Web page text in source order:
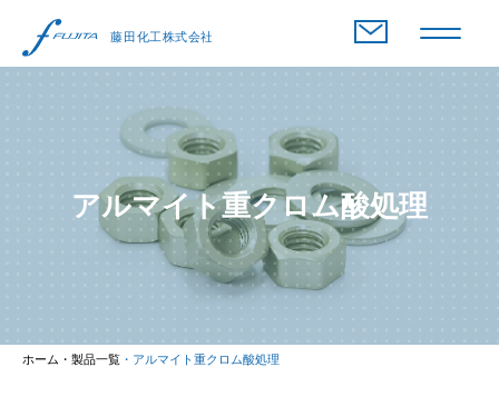
選ばれる理由
FEATURE
PRODUCTS
アルマイト重クロム酸処理
ホーム ・製品一覧 ・アルマイト重クロム酸処理